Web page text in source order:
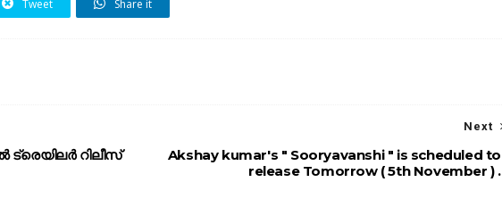
Tweet Share it
Next
Akshay kumar's " Sooryavanshi " is scheduled to
release Tomorrow ( 5th November ) .
റിലീസ്